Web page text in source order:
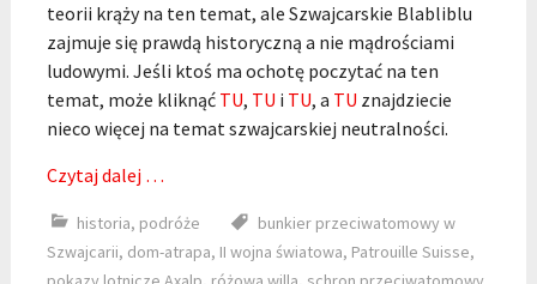
teorii krąży na ten temat, ale Szwajcarskie Blabliblu
zajmuje się prawdą historyczną a nie mądrościami
ludowymi. Jeśli ktoś ma ochotę poczytać na ten
temat, może kliknąć TU, TU i TU, a TU znajdziecie
nieco więcej na temat szwajcarskiej neutralności.
Czytaj dalej …
historia, podróże
bunkier przeciwatomowy w
Szwajcarii, dom-atrapa, II wojna światowa, Patrouille Suisse,